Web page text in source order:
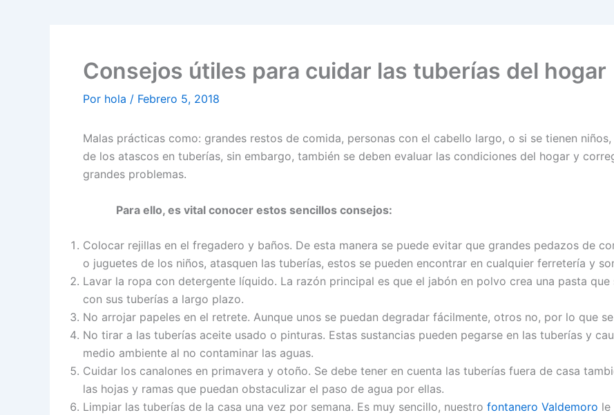
Consejos útiles para cuidar las tuberías del hogar
Por hola / Febrero 5, 2018
Malas prácticas como: grandes restos de comida, personas con el cabello largo, o si se tienen
de los atascos en tuberías, sin embargo, también se deben evaluar las condiciones del hogar y
grandes problemas.
Para ello, es vital conocer estos sencillos consejos:
Colocar rejillas en el fregadero y baños. De esta manera se puede evitar que grandes pedazos de
o juguetes de los niños, atasquen las tuberías, estos se pueden encontrar en cualquier ferretería y
Lavar la ropa con detergente líquido. La razón principal es que el jabón en polvo crea una pasta
con sus tuberías a largo plazo.
No arrojar papeles en el retrete. Aunque unos se puedan degradar fácilmente, otros no, por lo que
No tirar a las tuberías aceite usado o pinturas. Estas sustancias pueden pegarse en las tuberías y
medio ambiente al no contaminar las aguas.
Cuidar los canalones en primavera y otoño. Se debe tener en cuenta las tuberías fuera de casa
las hojas y ramas que puedan obstaculizar el paso de agua por ellas.
Limpiar las tuberías de la casa una vez por semana. Es muy sencillo, nuestro fontanero Valdemoro le